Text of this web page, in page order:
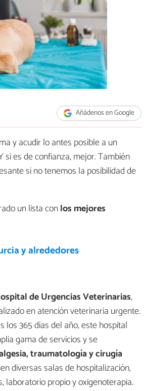
Añádenos en Google
y acudir lo antes posible a un
es de confianza, mejor. También
si no tenemos la posibilidad de
un lista conlos mejores
y alrededores
de Urgencias Veterinarias,
en atención veterinaria urgente.
los 365 días del año, este hospital
gama de servicios y se
traumatología y cirugía
diversas salas de hospitalización,
laboratorio propio y oxigenoterapia.